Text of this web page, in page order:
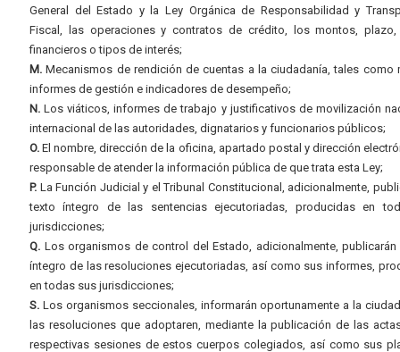
General del Estado y la Ley Orgánica de Responsabilidad y
Fiscal, las operaciones y contratos de crédito, los montos,
financieros o tipos de interés;
M. Mecanismos de rendición de cuentas a la ciudadanía, tales como
informes de gestión e indicadores de desempeño;
N. Los viáticos, informes de trabajo y justificativos de movilización
internacional de las autoridades, dignatarios y funcionarios públicos;
O. El nombre, dirección de la oficina, apartado postal y dirección
responsable de atender la información pública de que trata esta Ley;
P. La Función Judicial y el Tribunal Constitucional, adicionalmente,
texto íntegro de las sentencias ejecutoriadas, producidas en
jurisdicciones;
Q. Los organismos de control del Estado, adicionalmente, publicarán
íntegro de las resoluciones ejecutoriadas, así como sus informes,
en todas sus jurisdicciones;
S. Los organismos seccionales, informarán oportunamente a la
las resoluciones que adoptaren, mediante la publicación de las
respectivas sesiones de estos cuerpos colegiados, así como sus